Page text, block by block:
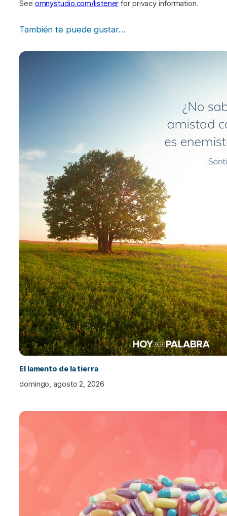
See omnystudio.com/listener for privacy information.
También te puede gustar…
El lamento de la tierra
domingo, agosto 2, 2026